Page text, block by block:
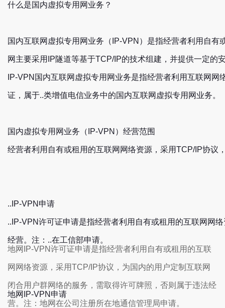
什么是国内虚拟专用网业务？
国内互联网虚拟专用网业务（IP-VPN）是指经营者利用自
网主要采用IP隧道等基于TCP/IP的技术组建，并提供一定的
IP-VPN国内互联网虚拟专用网业务是指经营者利用互联网
证，属于..类增值电信业务中的国内互联网虚拟专用网业务。
国内虚拟专用网业务（IP-VPN）经营范围
经营者利用自有或租用的互联网网络资源，采用TCP/IP协议
..IP-VPN申请
..IP-VPN许可证申请是指经营者利用自有或租用的互联网网
经营。注：..在工信部申请。
地网IP-VPN申请
地网IP-VPN许可证申请是指经营者利用自有或租用的互联
网网络资源，采用TCP/IP协议，为国内的用户定制互联网
闭合用户群网络的服务，需取得许可牌照，否则属于违法经
营。注：地网在公司注册所在地通信管理局申请。